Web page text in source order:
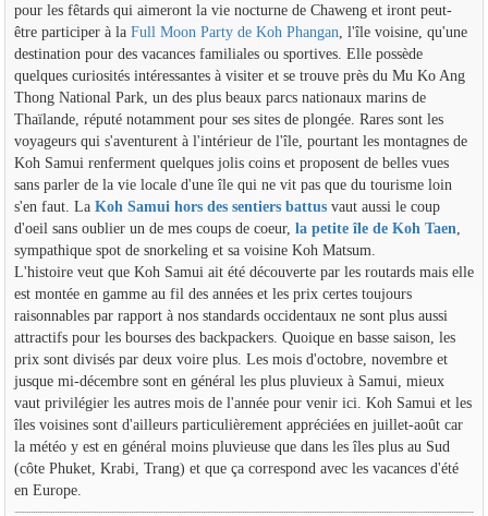
pour les fêtards qui aimeront la vie nocturne de Chaweng et iront peut-
être participer à la Full Moon Party de Koh Phangan , l'île voisine, qu'une
destination pour des vacances familiales ou sportives. Elle possède
quelques curiosités intéressantes à visiter et se trouve près du Mu Ko Ang
Thong National Park, un des plus beaux parcs nationaux marins de
Thaïlande, réputé notamment pour ses sites de plongée. Rares sont les
voyageurs qui s'aventurent à l'intérieur de l'île, pourtant les montagnes de
Koh Samui renferment quelques jolis coins et proposent de belles vues
sans parler de la vie locale d'une île qui ne vit pas que du tourisme loin
s'en faut. La Koh Samui hors des sentiers battusvaut aussi le coup
d'oeil sans oublier un de mes coups de coeur, la petite île de Koh Taen
sympathique spot de snorkeling et sa voisine Koh Matsum.
L'histoire veut que Koh Samui ait été découverte par les routards mais elle
est montée en gamme au fil des années et les prix certes toujours
raisonnables par rapport à nos standards occidentaux ne sont plus aussi
attractifs pour les bourses des backpackers. Quoique en basse saison, les
prix sont divisés par deux voire plus. Les mois d'octobre, novembre et
jusque mi-décembre sont en général les plus pluvieux à Samui, mieux
vaut privilégier les autres mois de l'année pour venir ici. Koh Samui et les
îles voisines sont d'ailleurs particulièrement appréciées en juillet-août car
la météo y est en général moins pluvieuse que dans les îles plus au Sud
(côte Phuket, Krabi, Trang) et que ça correspond avec les vacances d'été
en Europe.